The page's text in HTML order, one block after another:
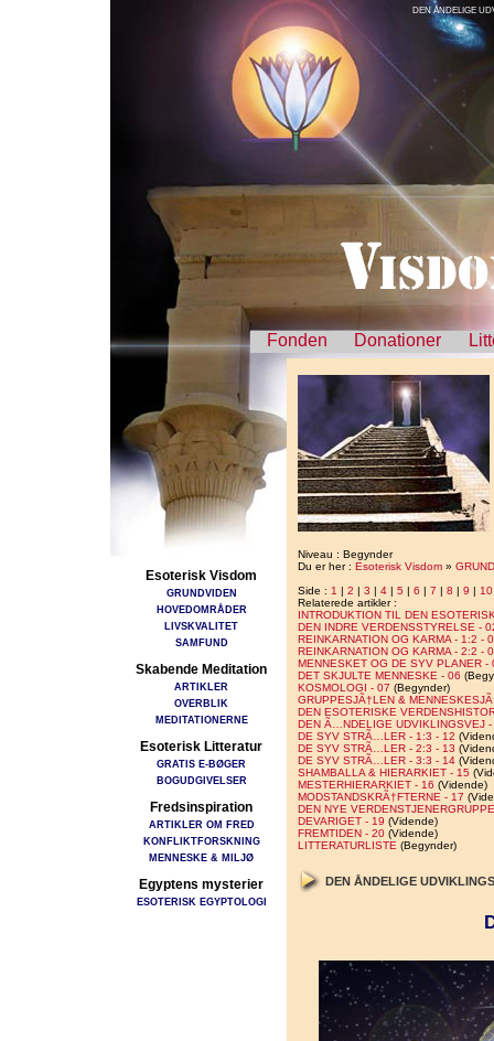
DEN ÅNDELIGE
Fonden Donationer
Esoterisk Visdom
GRUNDVIDEN
HOVEDOMRÅDER
LIVSKVALITET
SAMFUND
Skabende Meditation
ARTIKLER
OVERBLIK
MEDITATIONERNE
Esoterisk Litteratur
GRATIS E-BØGER
BOGUDGIVELSER
Fredsinspiration
ARTIKLER OM FRED
KONFLIKTFORSKNING
MENNESKE & MILJØ
Egyptens mysterier
ESOTERISK EGYPTOLOGI
Niveau : Begynder
Du er her : Esoterisk Visdom »
Side : 1 | 2 | 3 | 4 | 5 | 6 | 7 | 8 | 9 | 10
Relaterede artikler :
INTRODUKTION TIL DEN
DEN INDRE VERDENSSTYRELSE -
REINKARNATION OG KARMA - 1:2 -
REINKARNATION OG KARMA - 2:2 -
MENNESKET OG DE SYV PLANER -
DET SKJULTE MENNESKE - 06
KOSMOLOGI - 07 (Begynder)
GRUPPESJÃ†LEN &
DEN ESOTERISKE
DEN Ã…NDELIGE UDVIKLINGSVEJ
DE SYV STRÃ…LER - 1:3 - 12
DE SYV STRÃ…LER - 2:3 - 13
DE SYV STRÃ…LER - 3:3 - 14
SHAMBALLA & HIERARKIET - 15
MESTERHIERARKIET - 16 (Vidende)
MODSTANDSKRÃ†FTERNE - 17
DEN NYE
DEVARIGET - 19 (Vidende)
FREMTIDEN - 20 (Vidende)
LITTERATURLISTE (Begynder)
DEN ÅNDELIGE